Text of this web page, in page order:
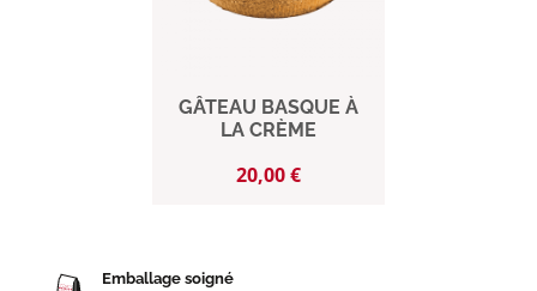
GÂTEAU BASQUE À
LA CRÈME
Prix
20,00 €
Emballage soigné